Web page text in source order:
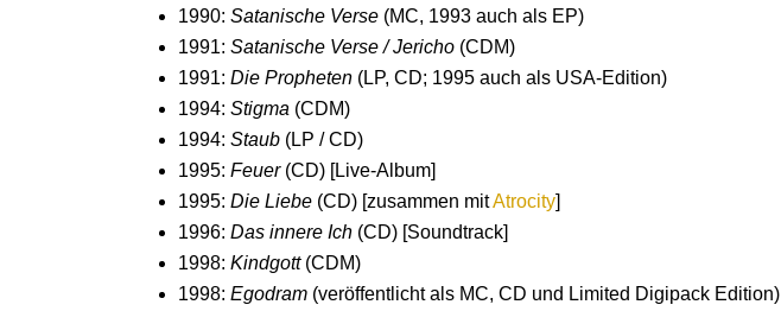
1990:Satanische Verse (MC, 1993 auch als EP)
1991:Satanische Verse / Jericho (CDM)
1991:Die Propheten (LP, CD; 1995 auch als USA-Edition)
1994:Stigma (CDM)
1994:Staub (LP / CD)
1995:Feuer(CD) [Live-Album]
1995:Die Liebe (CD) [zusammen mitAtrocity]
1996:Das innere Ich (CD) [Soundtrack]
1998:Kindgott(CDM)
1998:Egodram (veröffentlicht als MC, CD und Limited Digipack Edition)